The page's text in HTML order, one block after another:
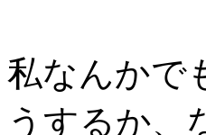
私なんかで
うするか、